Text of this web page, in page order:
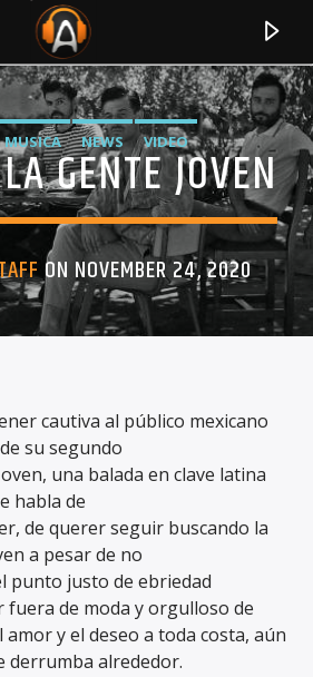
Live
MUSICA NEWS VIDEO
GENTE JOVEN
ON NOVEMBER 24, 2020
cautiva al público mexicano
su segundo
una balada en clave latina
habla de
de querer seguir buscando la
a pesar de no
punto justo de ebriedad
fuera de moda y orgulloso de
y el deseo a toda costa, aún
derrumba alrededor.